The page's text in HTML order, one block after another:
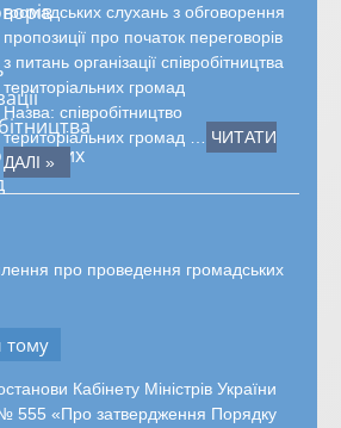
громадських слухань з обговорення
пропозиції про початок переговорів
з питань організації співробітництва
територіальних громад
Назва: співробітництво
територіальних громад …
ЧИТАТИ
ДАЛІ »
про проведення громадських
тому
Кабінету Міністрів України
555 «Про затвердження Порядку